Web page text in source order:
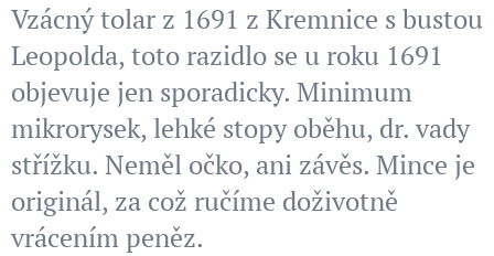
Vzácný tolar z 1691 z Kremnice s bustou
Leopolda, toto razidlo se u roku 1691
objevuje jen sporadicky. Minimum
mikrorysek, lehké stopy oběhu, dr. vady
střížku. Neměl očko, ani závěs. Mince je
originál, za což ručíme doživotně
vrácením peněz.